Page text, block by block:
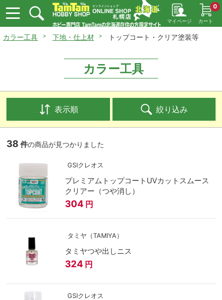
マイページ カート
0
カラー工具 下地・仕上材 トップコート・クリア塗装等
カラー工具
表示順 絞り込み
38 件の商品が見つかりました
GSIクレオス
プレミアムトップコートUVカットスムース
クリアー（つや消し）
304 円
タミヤ（TAMIYA）
タミヤつや出しニス
324 円
GSIクレオス